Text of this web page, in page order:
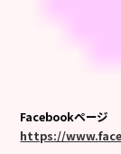
Facebookページ
https://